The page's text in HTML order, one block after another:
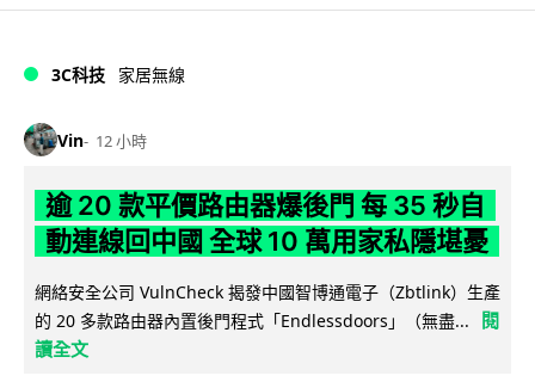
3C科技 家居無線
Vin 12 小時
逾 20 款平價路由器爆後門 每 35 秒自
動連線回中國 全球 10 萬用家私隱堪憂
網絡安全公司 VulnCheck 揭發中國智博通電子（Zbtlink）生產
的 20 多款路由器內置後門程式「Endlessdoors」（無盡...
閱
讀全文